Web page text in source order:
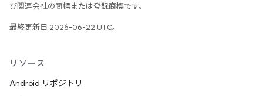
び関連会社の商標または登録商標です。
最終更新日 2026-06-22 UTC。
リソース
Android リポジトリ